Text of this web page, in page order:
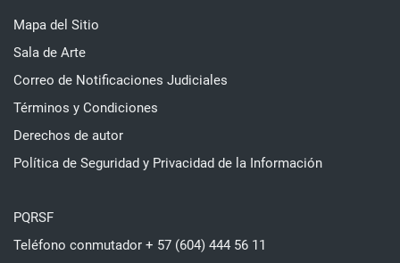
Mapa del Sitio
Sala de Arte
Correo de Notificaciones Judiciales
Términos y Condiciones
Derechos de autor
Política de Seguridad y Privacidad de la Información
PQRSF
Teléfono conmutador + 57 (604) 444 56 11